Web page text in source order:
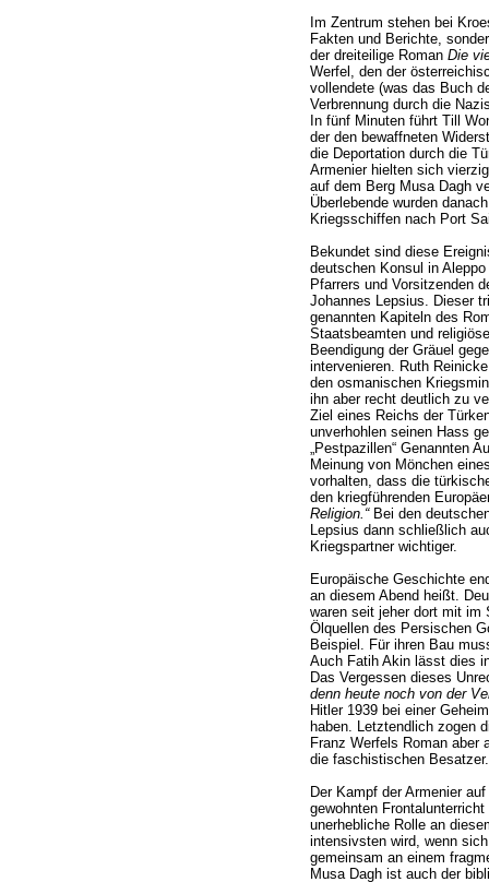
Im Zentrum stehen bei
Fakten und Berichte,
der dreiteilige Roman Die
Werfel, den der
vollendete (was das Buch
Verbrennung durch die
In fünf Minuten führt Till
der den bewaffneten
die Deportation durch die
Armenier hielten sich
auf dem Berg Musa Dagh
Überlebende wurden
Kriegsschiffen nach Port
Bekundet sind diese
deutschen Konsul in
Pfarrers und Vorsitzenden
Johannes Lepsius. Dieser
genannten Kapiteln des
Staatsbeamten und
Beendigung der Gräuel
intervenieren. Ruth
den osmanischen
ihn aber recht deutlich zu
Ziel eines Reichs der
unverhohlen seinen Hass
„Pestpazillen“ Genannten
Meinung von Mönchen
vorhalten, dass die
den kriegführenden
Religion.“Bei den
Lepsius dann schließlich
Kriegspartner wichtiger.
Europäische Geschichte
an diesem Abend heißt.
waren seit jeher dort mit im
Ölquellen des Persischen
Beispiel. Für ihren Bau
Auch Fatih Akin lässt dies
Das Vergessen dieses
denn heute noch von der
Hitler 1939 bei einer
haben. Letztendlich zogen
Franz Werfels Roman aber
die faschistischen Besatzer.
Der Kampf der Armenier
gewohnten
unerhebliche Rolle an
intensivsten wird, wenn
gemeinsam an einem
Musa Dagh ist auch der